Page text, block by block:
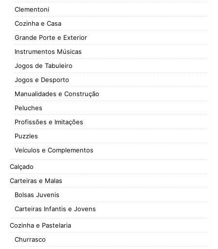
Clementoni
Cozinha e Casa
Grande Porte e Exterior
Instrumentos Músicas
Jogos de Tabuleiro
Jogos e Desporto
Manualidades e Construção
Peluches
Profissões e Imitações
Puzzles
Veículos e Complementos
Calçado
Carteiras e Malas
Bolsas Juvenis
Carteiras Infantis e Jovens
Cozinha e Pastelaria
Churrasco